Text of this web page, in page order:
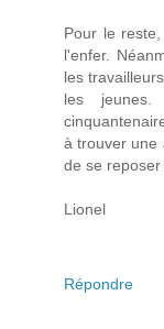
Pour le
l'enfer.
les
les
à trouver une
de se
Lionel
Répondre